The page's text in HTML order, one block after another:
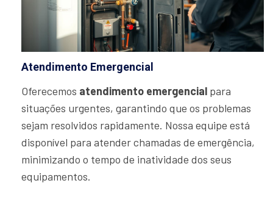
Atendimento Emergencial
Oferecemos atendimento emergencial para
situações urgentes, garantindo que os problemas
sejam resolvidos rapidamente. Nossa equipe está
disponível para atender chamadas de emergência,
minimizando o tempo de inatividade dos seus
equipamentos.